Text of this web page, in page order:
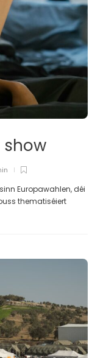
Europawahlen, déi
thematiséiert